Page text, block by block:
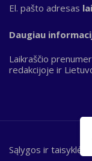
El. pašto adresas
Daugiau
Laikraščio
redakcijoje ir
Bottom
Sąlygos ir taisyklės